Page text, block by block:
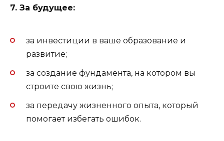
7. За будущее:
за инвестиции в ваше образование и
развитие;
за создание фундамента, на котором вы
строите свою жизнь;
за передачу жизненного опыта, который
помогает избегать ошибок.